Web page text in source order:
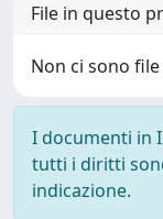
File in questo
Non ci sono
I documenti in
tutti i diritti
indicazione.